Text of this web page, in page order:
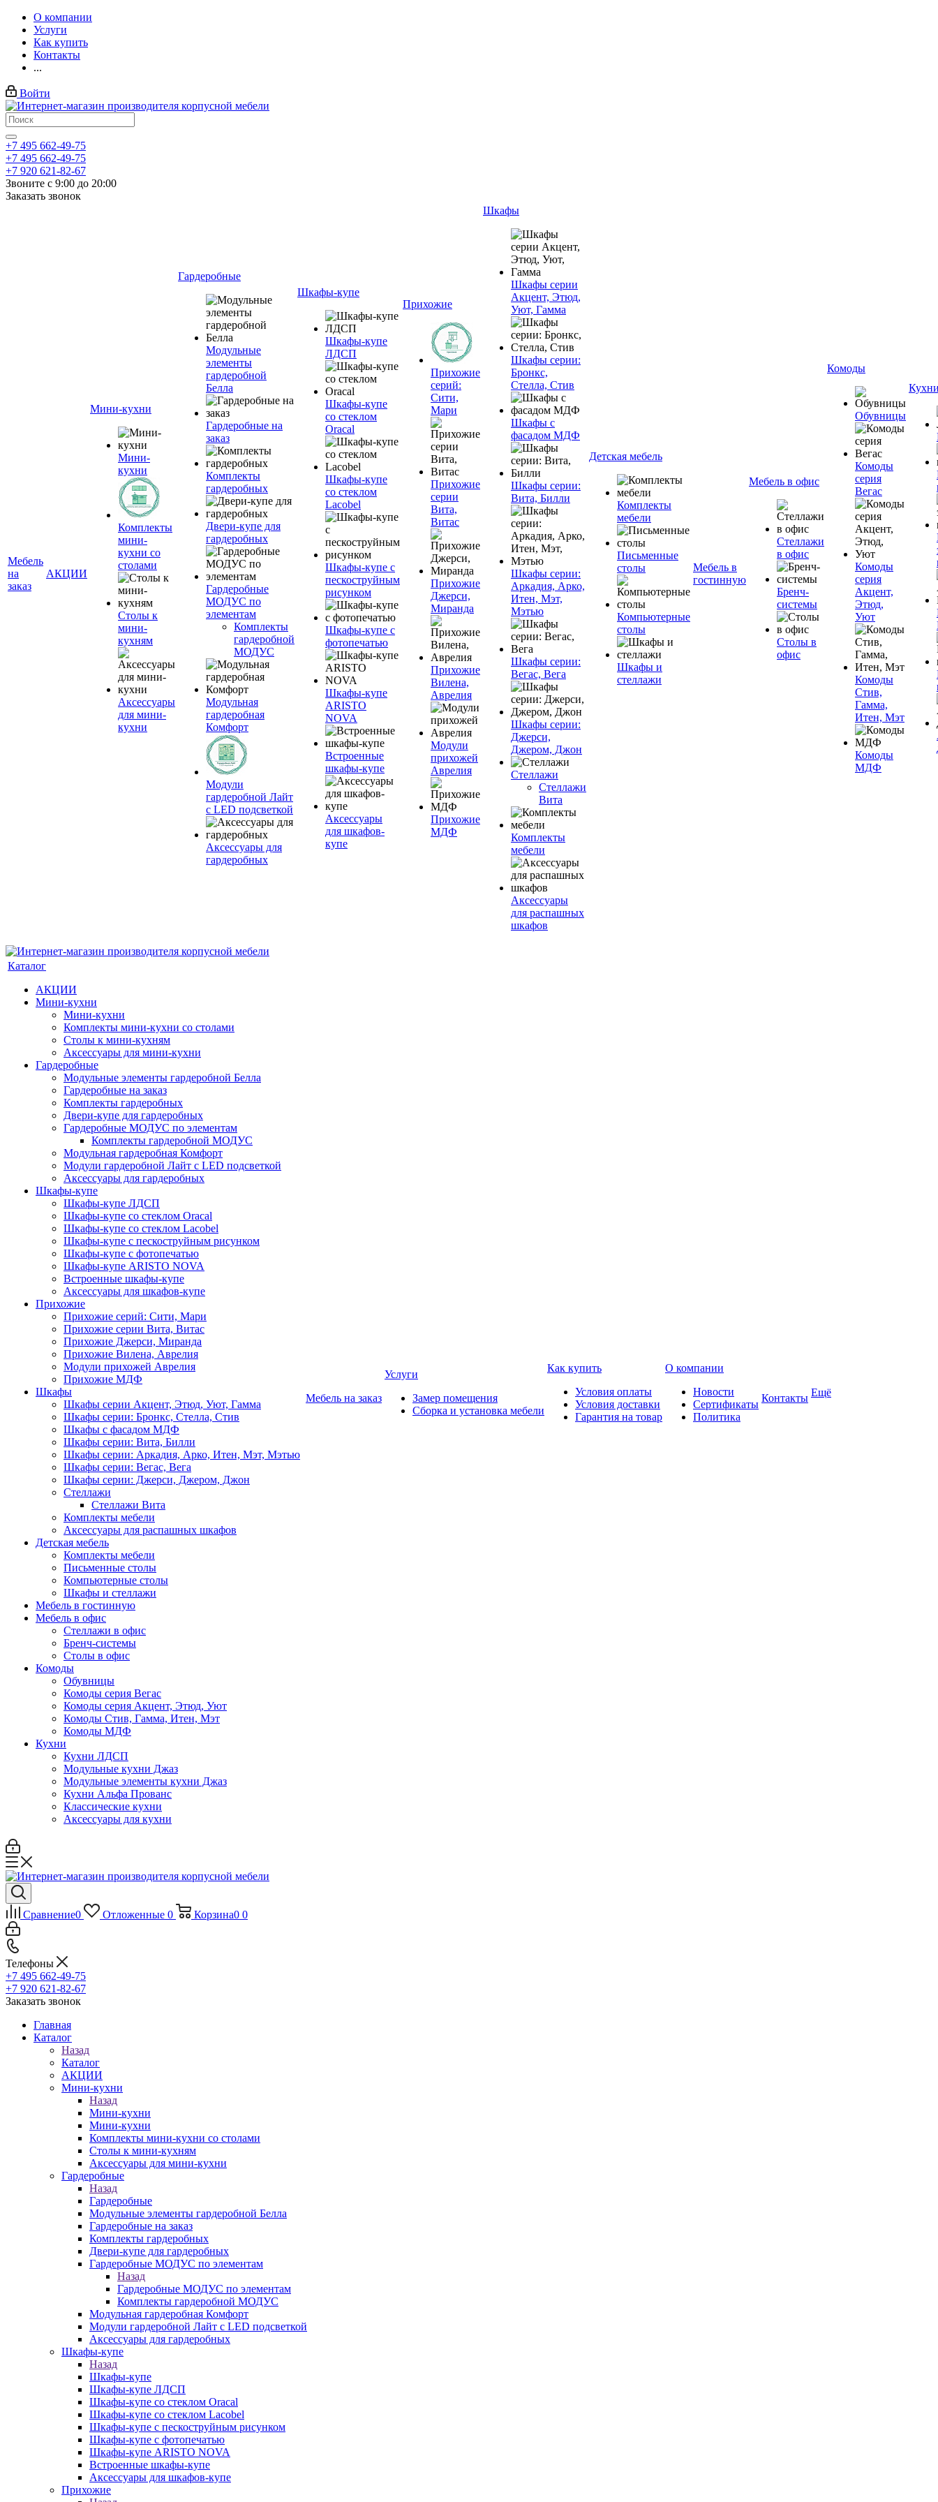
О компании
Услуги
Как купить
Контакты
...
Войти
+7 495 662-49-75
+7 495 662-49-75
+7 920 621-82-67
Звоните с 9:00 до 20:00
Заказать звонок
Мебель
на
заказ
АКЦИИ
Мини-кухни
Мини-
кухни
Комплекты
мини-
кухни со
столами
Столы к
мини-
кухням
Аксессуары
для мини-
кухни
Гардеробные
Модульные
элементы
гардеробной
Белла
Гардеробные на
заказ
Комплекты
гардеробных
Двери-купе для
гардеробных
Гардеробные
МОДУС по
элементам
Комплекты
гардеробной
МОДУС
Модульная
гардеробная
Комфорт
Модули
гардеробной Лайт
с LED подсветкой
Аксессуары для
гардеробных
Шкафы-купе
Шкафы-купе
ЛДСП
Шкафы-купе
со стеклом
Oracal
Шкафы-купе
со стеклом
Lacobel
Шкафы-купе с
пескоструйным
рисунком
Шкафы-купе с
фотопечатью
Шкафы-купе
ARISTO
NOVA
Встроенные
шкафы-купе
Аксессуары
для шкафов-
купе
Прихожие
Прихожие
серий:
Сити,
Мари
Прихожие
серии
Вита,
Витас
Прихожие
Джерси,
Миранда
Прихожие
Вилена,
Аврелия
Модули
прихожей
Аврелия
Прихожие
МДФ
Шкафы
Шкафы серии
Акцент, Этюд,
Уют, Гамма
Шкафы серии:
Бронкс,
Стелла, Стив
Шкафы с
фасадом МДФ
Шкафы серии:
Вита, Билли
Шкафы серии:
Аркадия, Арко,
Итен, Мэт,
Мэтью
Шкафы серии:
Вегас, Вега
Шкафы серии:
Джерси,
Джером, Джон
Стеллажи
Стеллажи
Вита
Комплекты
мебели
Аксессуары
для распашных
шкафов
Детская мебель
Комплекты
мебели
Письменные
столы
Компьютерные
столы
Шкафы и
стеллажи
Мебель в
гостинную
Мебель в офис
Стеллажи
в офис
Бренч-
системы
Столы в
офис
Комоды
Обувницы
Комоды
серия
Вегас
Комоды
серия
Акцент,
Этюд,
Уют
Комоды
Стив,
Гамма,
Итен, Мэт
Комоды
МДФ
Каталог
АКЦИИ
Мини-кухни
Мини-кухни
Комплекты мини-кухни со столами
Столы к мини-кухням
Аксессуары для мини-кухни
Гардеробные
Модульные элементы гардеробной Белла
Гардеробные на заказ
Комплекты гардеробных
Двери-купе для гардеробных
Гардеробные МОДУС по элементам
Комплекты гардеробной МОДУС
Модульная гардеробная Комфорт
Модули гардеробной Лайт с LED подсветкой
Аксессуары для гардеробных
Шкафы-купе
Шкафы-купе ЛДСП
Шкафы-купе со стеклом Oracal
Шкафы-купе со стеклом Lacobel
Шкафы-купе с пескоструйным рисунком
Шкафы-купе с фотопечатью
Шкафы-купе ARISTO NOVA
Встроенные шкафы-купе
Аксессуары для шкафов-купе
Прихожие
Прихожие серий: Сити, Мари
Прихожие серии Вита, Витас
Прихожие Джерси, Миранда
Прихожие Вилена, Аврелия
Модули прихожей Аврелия
Прихожие МДФ
Шкафы
Шкафы серии Акцент, Этюд, Уют, Гамма
Шкафы серии: Бронкс, Стелла, Стив
Шкафы с фасадом МДФ
Шкафы серии: Вита, Билли
Шкафы серии: Аркадия, Арко, Итен, Мэт, Мэтью
Шкафы серии: Вегас, Вега
Шкафы серии: Джерси, Джером, Джон
Стеллажи
Стеллажи Вита
Комплекты мебели
Аксессуары для распашных шкафов
Детская мебель
Комплекты мебели
Письменные столы
Компьютерные столы
Шкафы и стеллажи
Мебель в гостинную
Мебель в офис
Стеллажи в офис
Бренч-системы
Столы в офис
Комоды
Обувницы
Комоды серия Вегас
Комоды серия Акцент, Этюд, Уют
Комоды Стив, Гамма, Итен, Мэт
Комоды МДФ
Кухни
Кухни ЛДСП
Модульные кухни Джаз
Модульные элементы кухни Джаз
Кухни Альфа Прованс
Классические кухни
Аксессуары для кухни
Мебель на заказ
Услуги
Замер помещения
Сборка и установка мебели
Как купить
Условия оплаты
Условия доставки
Гарантия на товар
О компании
Новости
Сертификаты
Политика
Контакты Ещё
Сравнение0 Отложенные 0 Корзина0 0
Телефоны
+7 495 662-49-75
+7 920 621-82-67
Заказать звонок
Главная
Каталог
Назад
Каталог
АКЦИИ
Мини-кухни
Назад
Мини-кухни
Мини-кухни
Комплекты мини-кухни со столами
Столы к мини-кухням
Аксессуары для мини-кухни
Гардеробные
Назад
Гардеробные
Модульные элементы гардеробной Белла
Гардеробные на заказ
Комплекты гардеробных
Двери-купе для гардеробных
Гардеробные МОДУС по элементам
Назад
Гардеробные МОДУС по элементам
Комплекты гардеробной МОДУС
Модульная гардеробная Комфорт
Модули гардеробной Лайт с LED подсветкой
Аксессуары для гардеробных
Шкафы-купе
Назад
Шкафы-купе
Шкафы-купе ЛДСП
Шкафы-купе со стеклом Oracal
Шкафы-купе со стеклом Lacobel
Шкафы-купе с пескоструйным рисунком
Шкафы-купе с фотопечатью
Шкафы-купе ARISTO NOVA
Встроенные шкафы-купе
Аксессуары для шкафов-купе
Прихожие